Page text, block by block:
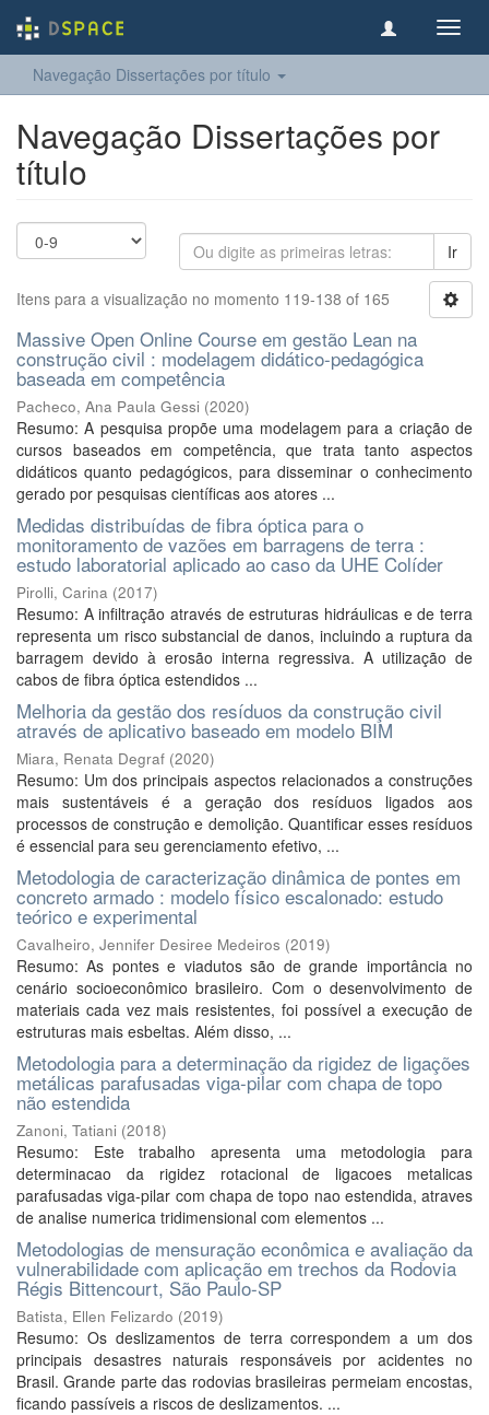
Navegação Dissertações por título
Navegação Dissertações por
título
Ir
Itens para a visualização no momento 119-138 of 165
Massive Open Online Course em gestão Lean na
construção civil : modelagem didático-pedagógica
baseada em competência
Pacheco, Ana Paula Gessi (2020)
Resumo: A pesquisa propõe uma modelagem para a criação de
cursos baseados em competência, que trata tanto aspectos
didáticos quanto pedagógicos, para disseminar o conhecimento
gerado por pesquisas científicas aos atores ...
Medidas distribuídas de fibra óptica para o
monitoramento de vazões em barragens de terra :
estudo laboratorial aplicado ao caso da UHE Colíder
Pirolli, Carina (2017)
Resumo: A infiltração através de estruturas hidráulicas e de terra
representa um risco substancial de danos, incluindo a ruptura da
barragem devido à erosão interna regressiva. A utilização de
cabos de fibra óptica estendidos ...
Melhoria da gestão dos resíduos da construção civil
através de aplicativo baseado em modelo BIM
Miara, Renata Degraf (2020)
Resumo: Um dos principais aspectos relacionados a construções
mais sustentáveis é a geração dos resíduos ligados aos
processos de construção e demolição. Quantificar esses resíduos
é essencial para seu gerenciamento efetivo, ...
Metodologia de caracterização dinâmica de pontes em
concreto armado : modelo físico escalonado: estudo
teórico e experimental
Cavalheiro, Jennifer Desiree Medeiros (2019)
Resumo: As pontes e viadutos são de grande importância no
cenário socioeconômico brasileiro. Com o desenvolvimento de
materiais cada vez mais resistentes, foi possível a execução de
estruturas mais esbeltas. Além disso, ...
Metodologia para a determinação da rigidez de ligações
metálicas parafusadas viga-pilar com chapa de topo
não estendida
Zanoni, Tatiani (2018)
Resumo: Este trabalho apresenta uma metodologia para
determinacao da rigidez rotacional de ligacoes metalicas
parafusadas viga-pilar com chapa de topo nao estendida, atraves
de analise numerica tridimensional com elementos ...
Metodologias de mensuração econômica e avaliação da
vulnerabilidade com aplicação em trechos da Rodovia
Régis Bittencourt, São Paulo-SP
Batista, Ellen Felizardo (2019)
Resumo: Os deslizamentos de terra correspondem a um dos
principais desastres naturais responsáveis por acidentes no
Brasil. Grande parte das rodovias brasileiras permeiam encostas,
ficando passíveis a riscos de deslizamentos. ...